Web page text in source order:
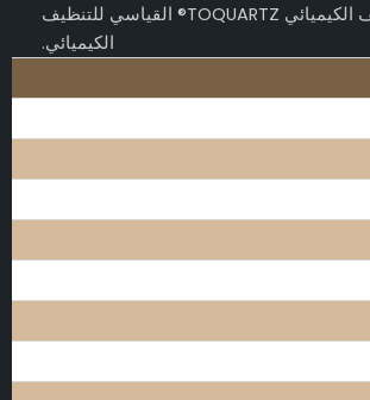
لخزان التنظيف الكيميائي TOQUARTZ® القياسي للتنظيف
الكيميائي.